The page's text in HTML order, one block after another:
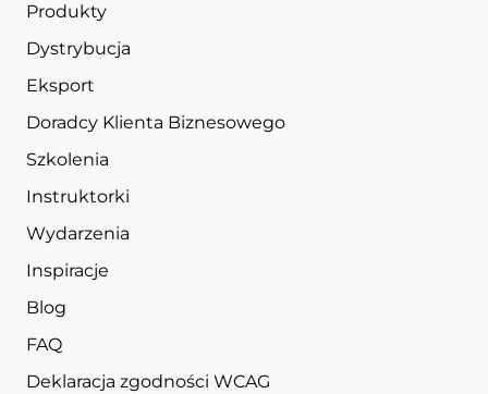
Produkty
Dystrybucja
Eksport
Doradcy Klienta Biznesowego
Szkolenia
Instruktorki
Wydarzenia
Inspiracje
Blog
FAQ
Deklaracja zgodności WCAG